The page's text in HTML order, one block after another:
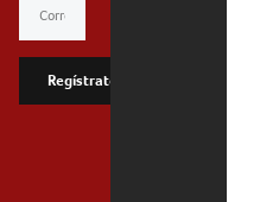
Regístrate